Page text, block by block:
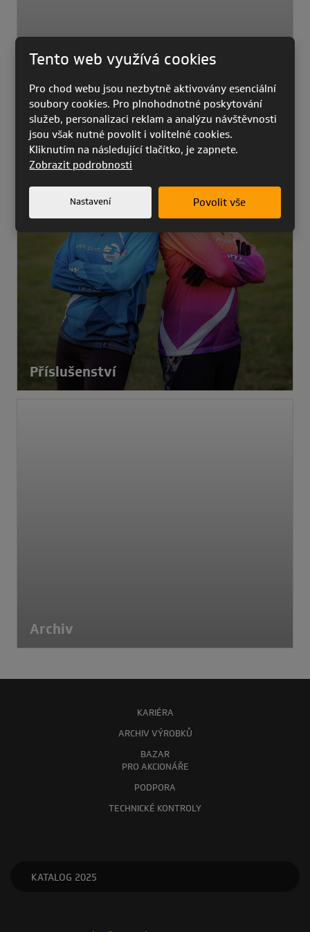
Záložní padáky
Příslušenství
Archiv
KARIÉRA
ARCHIV VÝROBKŮ
BAZAR
PRO AKCIONÁŘE
PODPORA
TECHNICKÉ KONTROLY
KATALOG 2025
Tento web využívá cookies
Pro chod webu jsou nezbytně aktivovány esenciální
soubory cookies. Pro plnohodnotné poskytování
služeb, personalizaci reklam a analýzu návštěvnosti
jsou však nutné povolit i volitelné cookies.
Kliknutím na následující tlačítko, je zapnete.
Zobrazit podrobnosti
Nastavení Povolit vše